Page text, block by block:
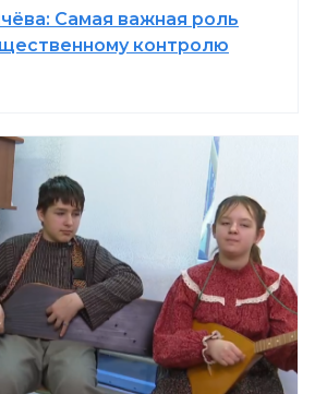
Самая важная роль
контролю